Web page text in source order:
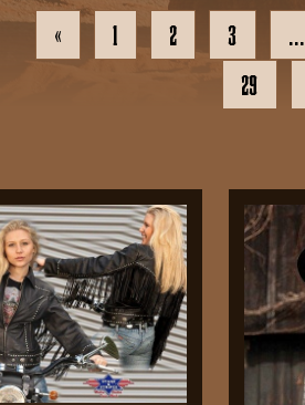
« 1 2 3
29